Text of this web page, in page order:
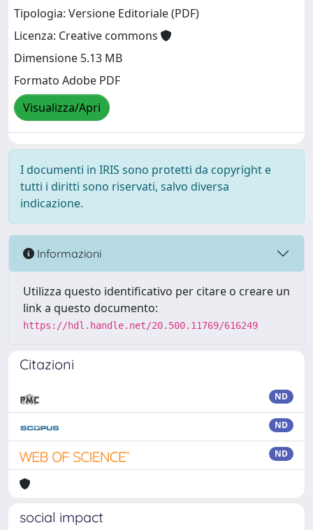
Tipologia: Versione Editoriale (PDF)
Licenza: Creative commons
Dimensione 5.13 MB
Formato Adobe PDF
Visualizza/Apri
I documenti in IRIS sono protetti da copyright e
tutti i diritti sono riservati, salvo diversa
indicazione.
Informazioni
Utilizza questo identificativo per citare o creare un
link a questo documento:
https://hdl.handle.net/20.500.11769/616249
Citazioni
ND
ND
ND
social impact